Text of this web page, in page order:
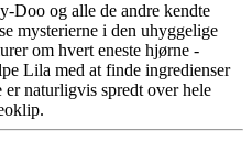
Doo og alle de andre kendte
mysterierne i den uhyggelige
om hvert eneste hjørne -
Lila med at finde ingredienser
naturligvis spredt over hele